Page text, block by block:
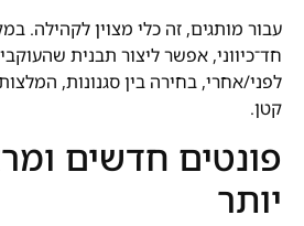
עבור מותגים, זה כלי מצוין לקהילה.
חד־כיווני, אפשר ליצור תבנית
לפני/אחרי, בחירה בין סגנונות,
קטן.
פונטים חדשים
יותר